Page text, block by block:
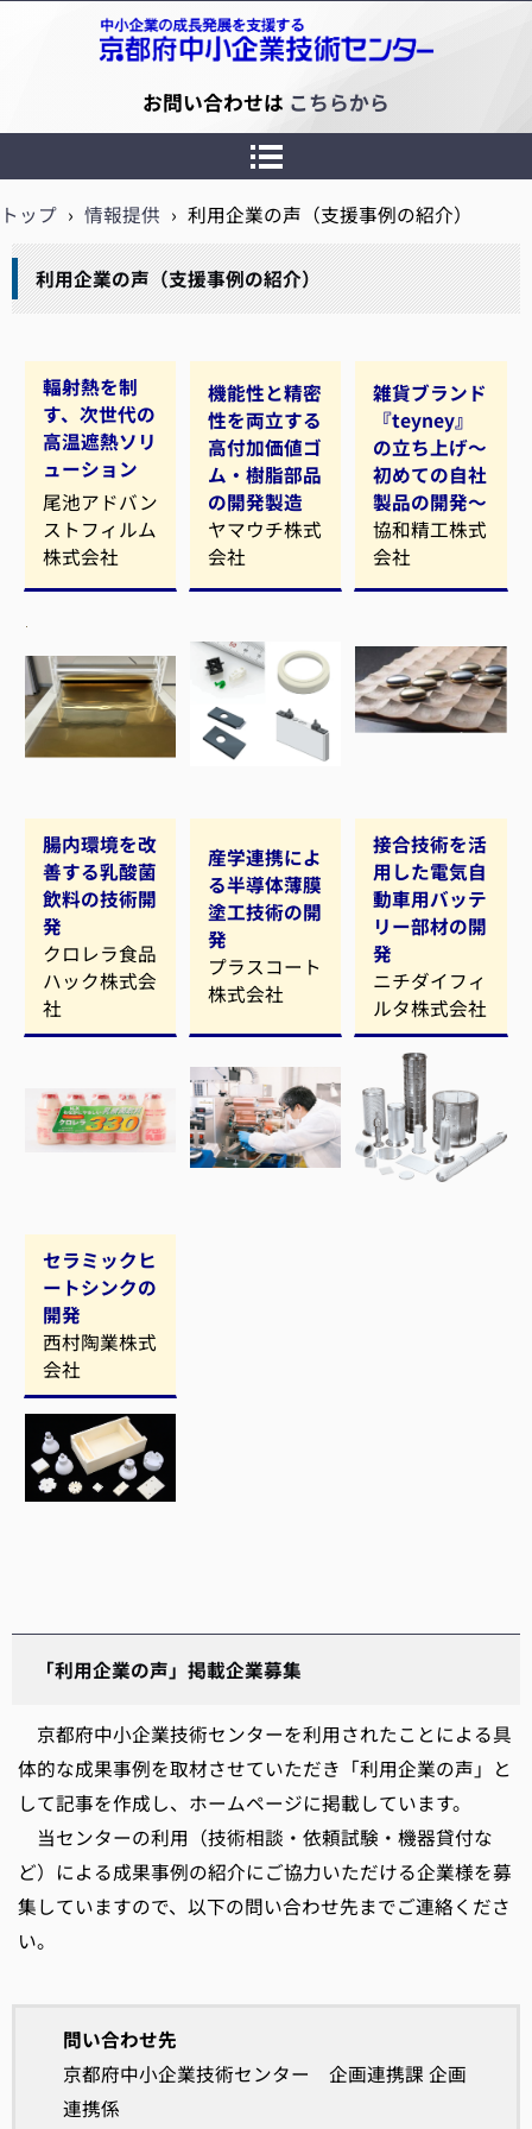
京都府中小企業技術センター
お問い合わせは こちらから
トップ › 情報提供 › 利用企業の声（支援事例の紹介）
利用企業の声（支援事例の紹介）
輻射熱を制
す、次世代の
高温遮熱ソリ
ューション
尾池アドバン
ストフィルム
株式会社
機能性と精密
性を両立する
高付加価値ゴ
ム・樹脂部品
の開発製造
ヤマウチ株式
会社
雑貨ブランド
『teyney』
の立ち上げ～
初めての自社
製品の開発～
協和精工株式
会社
腸内環境を改
善する乳酸菌
飲料の技術開
発
クロレラ食品
ハック株式会
社
産学連携によ
る半導体薄膜
塗工技術の開
発
プラスコート
株式会社
接合技術を活
用した電気自
動車用バッテ
リー部材の開
発
ニチダイフィ
ルタ株式会社
セラミックヒ
ートシンクの
開発
西村陶業株式
会社
「利用企業の声」掲載企業募集
京都府中小企業技術センターを利用されたことによる具
体的な成果事例を取材させていただき「利用企業の声」と
して記事を作成し、ホームページに掲載しています。
当センターの利用（技術相談・依頼試験・機器貸付な
ど）による成果事例の紹介にご協力いただける企業様を募
集していますので、以下の問い合わせ先までご連絡くださ
い。
問い合わせ先
京都府中小企業技術センター 企画連携課 企画
連携係